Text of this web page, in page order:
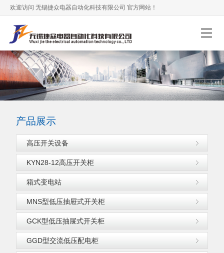
欢迎访问 无锡捷众电器自动化科技有限公司 官方网站！
产品展示
高压开关设备
KYN28-12高压开关柜
箱式变电站
MNS型低压抽屉式开关柜
GCK型低压抽屉式开关柜
GGD型交流低压配电柜